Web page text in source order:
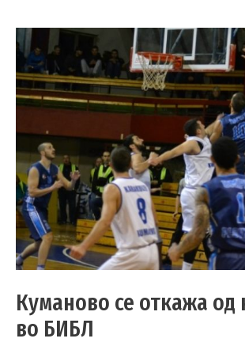
Куманово се откажа од
во БИБЛ